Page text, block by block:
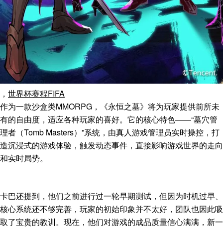
， 世界杯赛程FIFA
作为一款沙盒类MMORPG，《永恒之墓》将为玩家提供前所未
有的自由度，适应各种玩家的喜好。它的核心特色——“墓穴管
理者（Tomb Masters）”系统，由真人游戏管理员实时操控，打
造沉浸式的游戏体验，触发动态事件，直接影响游戏世界的走向
和实时局势。
卡巴还提到，他们之前进行过一轮早期测试，但因为时机过早、
核心系统还不够完善，玩家的初始印象并不太好，团队也因此吸
取了宝贵的教训。现在，他们对游戏的成品质量信心满满，新一